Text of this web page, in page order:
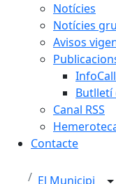
Notícies
Notícies
Avisos
Butlletí
Canal RSS
Contacte
El Municipi